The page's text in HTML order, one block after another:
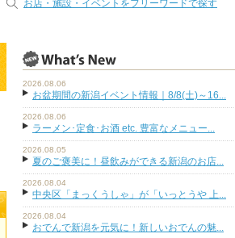
お店・施設・イベントをフリーワードで探す
2026.08.06
お盆期間の新潟イベント情報｜8/8(土)～16...
2026.08.06
ラーメン･定食･お酒 etc. 豊富なメニュー...
2026.08.05
夏のご褒美に！昼飲みができる新潟のお店...
2026.08.04
中央区「まっくうしゃ」が「いっとうや 上...
2026.08.04
おでんで新潟を元気に！新しいおでんの魅...